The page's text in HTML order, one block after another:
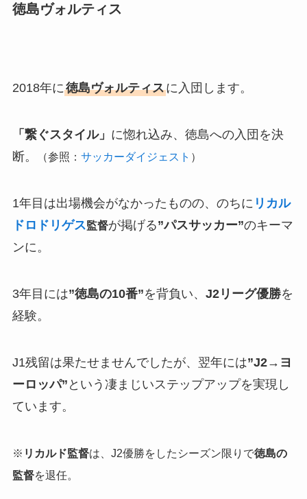
徳島ヴォルティス
2018年に徳島ヴォルティスに入団します。
「繋ぐスタイル」 に惚れ込み、徳島への入団を決
断。
（参照： サッカーダイジェスト ）
1年目は出場機会がなかったものの、のちに リカル
ドロドリゲス監督が掲げる”パスサッカー”のキーマ
ンに。
3年目には”徳島の10番”を背負い、 J2リーグ優勝を
経験。
J1残留は果たせませんでしたが、翌年には”J2→ヨ
ーロッパ” という凄まじいステップアップを実現し
ています。
※ リカルド監督は、J2優勝をしたシーズン限りで徳島の
監督を退任。